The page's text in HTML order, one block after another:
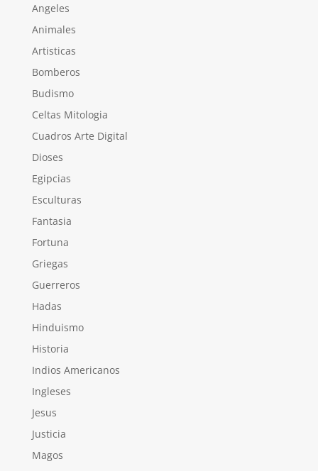
Angeles
Animales
Artisticas
Bomberos
Budismo
Celtas Mitologia
Cuadros Arte Digital
Dioses
Egipcias
Esculturas
Fantasia
Fortuna
Griegas
Guerreros
Hadas
Hinduismo
Historia
Indios Americanos
Ingleses
Jesus
Justicia
Magos